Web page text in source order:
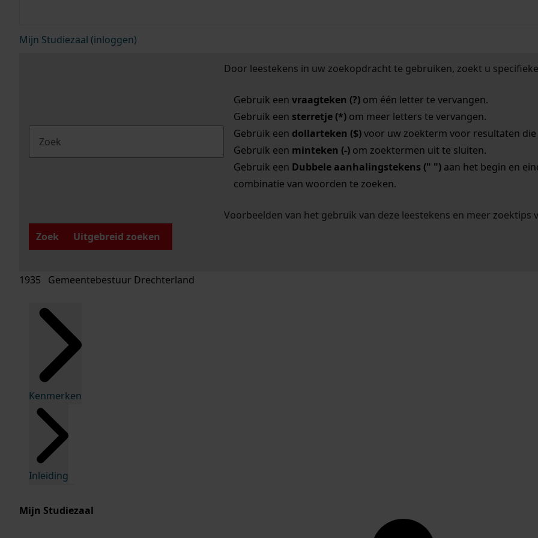
Mijn Studiezaal (inloggen)
Door leestekens in uw zoekopdracht te gebruiken, zoekt u
Gebruik een vraagteken (?)om één letter te vervangen.
Gebruik een sterretje (*)om meer letters te vervangen.
Gebruik een dollarteken ($)voor uw zoekterm voor resultaten die
Gebruik een minteken (-)om zoektermen uit te sluiten.
Gebruik een Dubbele aanhalingstekens (" ")aan het begin en
combinatie van woorden te zoeken.
Voorbeelden van het gebruik van deze leestekens en meer zoektips
Zoek
Uitgebreid zoeken
1935 Gemeentebestuur Drechterland
Kenmerken
Inleiding
Mijn Studiezaal